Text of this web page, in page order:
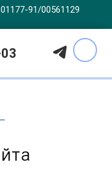
91/00561129